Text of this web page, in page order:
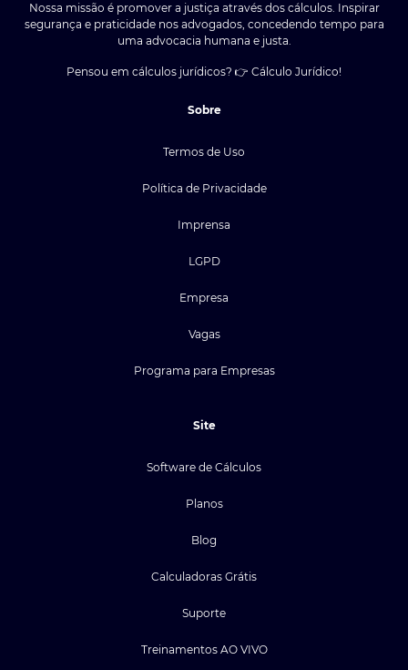
Nossa missão é promover a justiça através dos cálculos. Inspirar
segurança e praticidade nos advogados, concedendo tempo para
uma advocacia humana e justa.
Pensou em cálculos jurídicos? 👉 Cálculo Jurídico!
Sobre
Termos de Uso
Política de Privacidade
Imprensa
LGPD
Empresa
Vagas
Programa para Empresas
Site
Software de Cálculos
Planos
Blog
Calculadoras Grátis
Suporte
Treinamentos AO VIVO